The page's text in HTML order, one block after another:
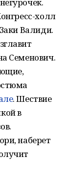
холл
Валиди.
Семенович.
. Шествие
в
наберет